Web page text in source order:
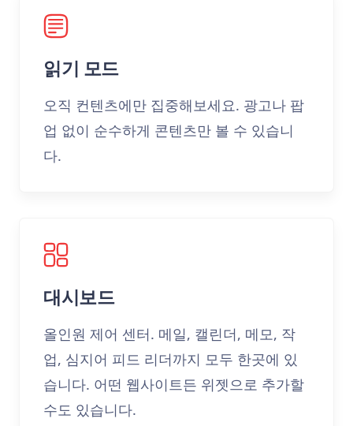
읽기 모드
오직 컨텐츠에만 집중해보세요. 광고나 팝
업 없이 순수하게 콘텐츠만 볼 수 있습니
다.
대시보드
올인원 제어 센터. 메일, 캘린더, 메모, 작
업, 심지어 피드 리더까지 모두 한곳에 있
습니다. 어떤 웹사이트든 위젯으로 추가할
수도 있습니다.